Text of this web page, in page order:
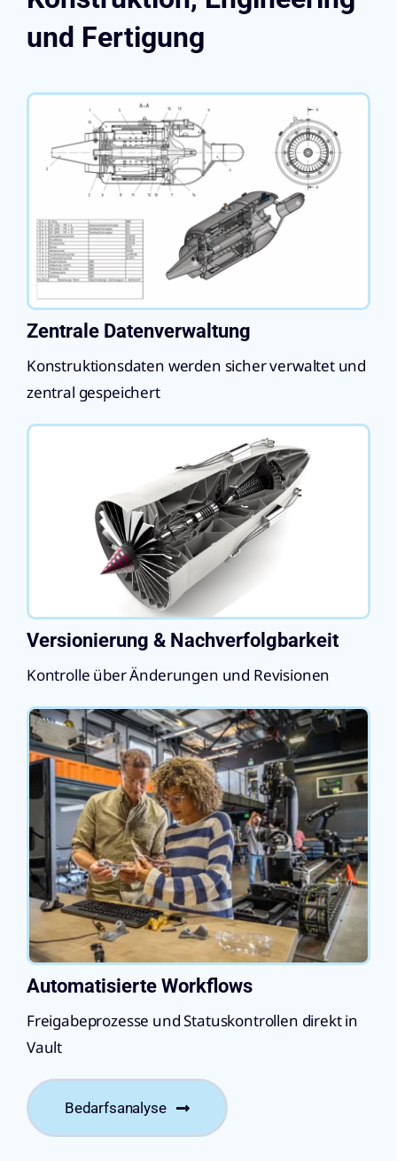
und Fertigung
Zentrale Datenverwaltung
Konstruktionsdaten werden sicher verwaltet und
zentral gespeichert
Versionierung & Nachverfolgbarkeit
Kontrolle über Änderungen und Revisionen
Automatisierte Workflows
Freigabeprozesse und Statuskontrollen direkt in
Vault
Bedarfsanalyse